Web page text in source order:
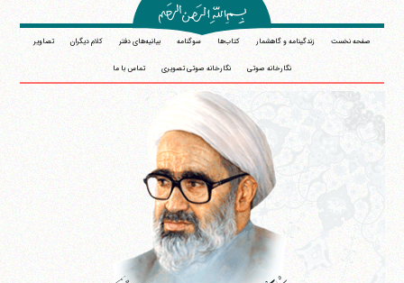
صفحه نخست زندگینامه و گاهشمار کتاب‌ها سوگنامه بیانیه‌های دفتر کلام دیگران تصاویر
نگارخانه صوتی نگارخانه صوتی تصویری تماس با ما